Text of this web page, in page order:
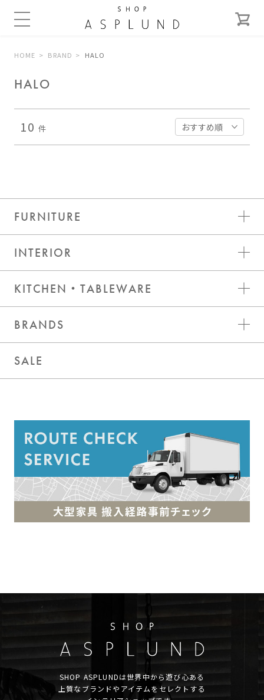
HOME BRAND HALO
HALO
10 件
FURNITURE
INTERIOR
KITCHEN・TABLEWARE
BRANDS
SALE
SHOP ASPLUNDは世界中から遊び心ある
上質なブランドやアイテムをセレクトする